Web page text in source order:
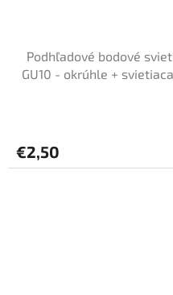
Podhľadové bodové
GU10 - okrúhle +
€2,50